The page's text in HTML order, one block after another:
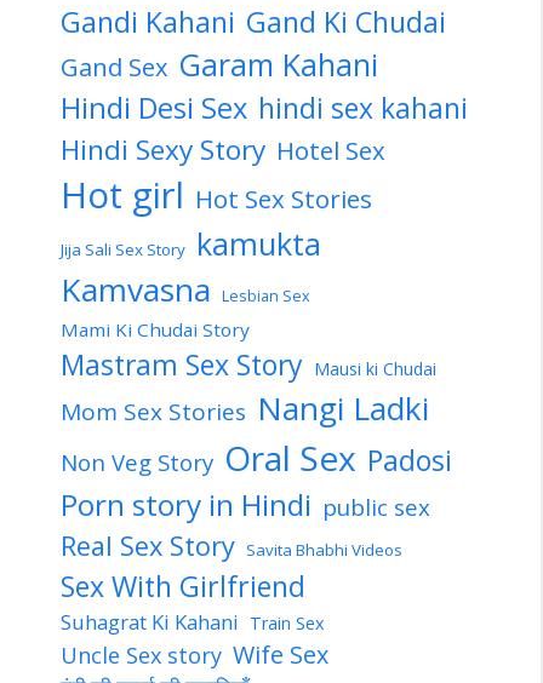
Gandi Kahani Gand Ki Chudai
Gand Sex Garam Kahani
Hindi Desi Sex hindi sex kahani
Hindi Sexy Story Hotel Sex
Hot girl Hot Sex Stories
Jija Sali Sex Story kamukta
Kamvasna Lesbian Sex
Mami Ki Chudai Story
Mastram Sex Story Mausi ki Chudai
Mom Sex Stories Nangi Ladki
Non Veg Story Oral Sex Padosi
Porn story in Hindi public sex
Real Sex Story Savita Bhabhi Videos
Sex With Girlfriend
Suhagrat Ki Kahani Train Sex
Uncle Sex story Wife Sex